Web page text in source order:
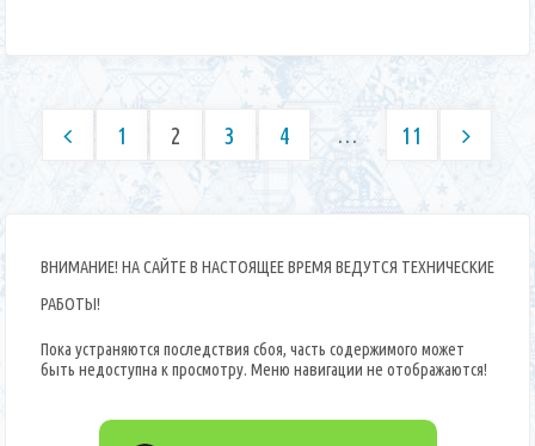
Пагинация
1 2 3 4 … 11
ВНИМАНИЕ! НА САЙТЕ В НАСТОЯЩЕЕ ВРЕМЯ ВЕДУТСЯ ТЕХНИЧЕСКИЕ
РАБОТЫ!
Пока устраняются последствия сбоя, часть содержимого может
быть недоступна к просмотру. Меню навигации не отображаются!